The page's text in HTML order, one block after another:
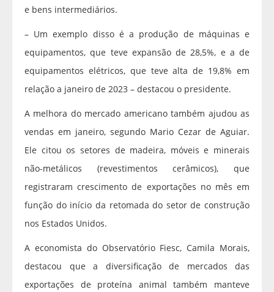
e bens intermediários.
– Um exemplo disso é a produção de máquinas e
equipamentos, que teve expansão de 28,5%, e a de
equipamentos elétricos, que teve alta de 19,8% em
relação a janeiro de 2023 – destacou o presidente.
A melhora do mercado americano também ajudou as
vendas em janeiro, segundo Mario Cezar de Aguiar.
Ele citou os setores de madeira, móveis e minerais
não-metálicos (revestimentos cerâmicos), que
registraram crescimento de exportações no mês em
função do início da retomada do setor de construção
nos Estados Unidos.
A economista do Observatório Fiesc, Camila Morais,
destacou que a diversificação de mercados das
exportações de proteína animal também manteve